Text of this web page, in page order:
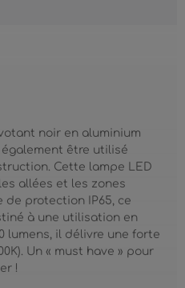
noir en aluminium
être utilisé
Cette lampe LED
allées et les zones
de protection IP65, ce
à une utilisation en
lumens, il délivre une forte
Un « must have » pour
!